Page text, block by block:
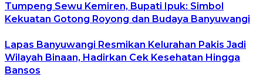
Tumpeng Sewu Kemiren, Bupati Ipuk: Simbol
Kekuatan Gotong Royong dan Budaya Banyuwangi
Lapas Banyuwangi Resmikan Kelurahan Pakis Jadi
Wilayah Binaan, Hadirkan Cek Kesehatan Hingga
Bansos